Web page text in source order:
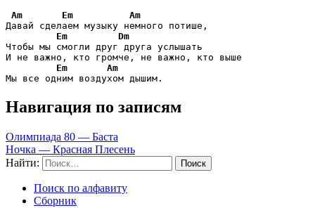
Am
Em
Am
Давай сделаем музыку немного потише,
Em
Dm
Чтобы мы смогли друг друга услышать
И не важно, кто громче, не важно, кто выше
Em
Am
Мы все одним воздухом дышим.
Навигация по записям
Олимпиада 80 — Баста
Ночка — Красная Плесень
Найти:
Поиск по алфавиту
Сборник